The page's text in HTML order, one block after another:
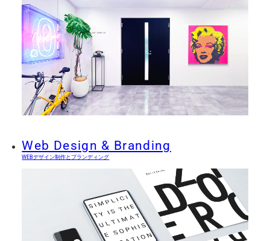
Web Design & Branding
WEBデザイン制作とブランディング